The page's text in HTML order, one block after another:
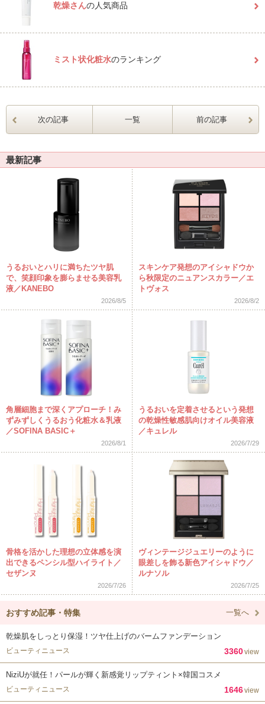
乾燥さんの人気商品
ミスト状化粧水のランキング
次の記事 一覧 前の記事
最新記事
うるおいとハリに満ちたツヤ肌
で、笑顔印象を膨らませる美容乳
液／KANEBO
2026/8/5
スキンケア発想のアイシャドウか
ら秋限定のニュアンスカラー／エ
トヴォス
2026/8/2
角層細胞まで深くアプローチ！み
ずみずしくうるおう化粧水＆乳液
／SOFINA BASIC＋
2026/8/1
うるおいを定着させるという発想
の乾燥性敏感肌向けオイル美容液
／キュレル
2026/7/29
骨格を活かした理想の立体感を演
出できるペンシル型ハイライト／
セザンヌ
2026/7/26
ヴィンテージジュエリーのように
眼差しを飾る新色アイシャドウ／
ルナソル
2026/7/25
おすすめ記事・特集 一覧へ
乾燥肌をしっとり保湿！ツヤ仕上げのバームファンデーション
ビューティニュース 3360view
NiziUが就任！パールが輝く新感覚リップティント×韓国コスメ
ビューティニュース 1646view